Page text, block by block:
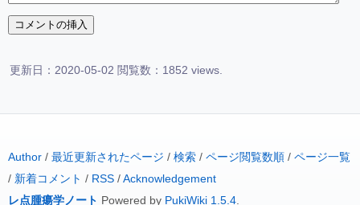
更新日：2020-05-02 閲覧数：1852 views.
Author / 最近更新されたページ / 検索 / ページ閲覧数順 / ページ一覧
/ 新着コメント / RSS / Acknowledgement
レ点腫瘍学ノート Powered by PukiWiki 1.5.4